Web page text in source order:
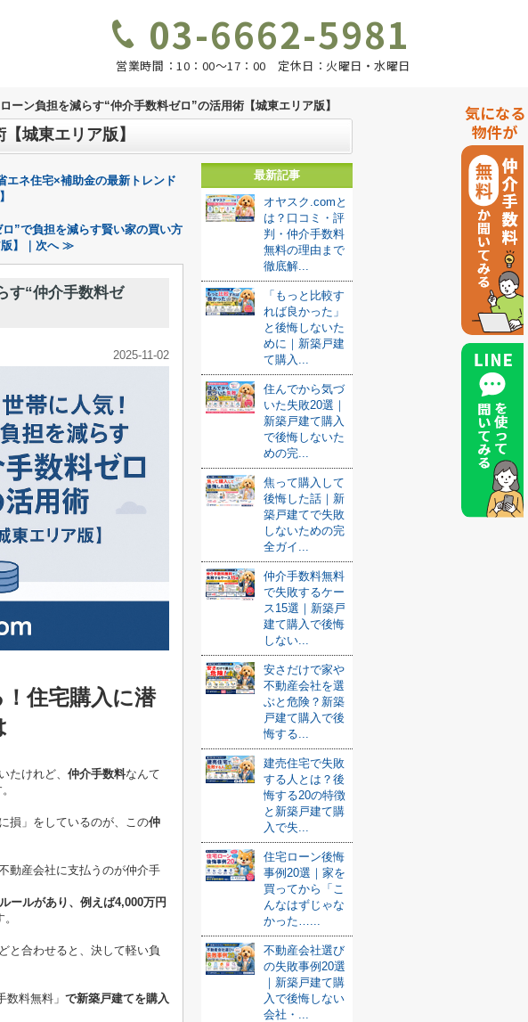
03-6662-5981
営業時間：10：00～17：00 定休日：火曜日・水曜日
ーン負担を減らす“仲介手数料ゼロ”の活用術【城東エリア版】
城東エリア版】
ネ住宅×補助金の最新トレンド
”で負担を減らす賢い家の買い方
版】｜次へ ≫
す“仲介手数料ゼ
2025-11-02
住宅購入に潜
たけれど、 仲介手数料なんて
損」をしているのが、この仲
動産会社に支払うのが仲介手
ールがあり、例えば4,000万円
と合わせると、決して軽い負
料無料」 で新築戸建てを購入
最新記事
オヤスク.comと
は？口コミ・評
判・仲介手数料
無料の理由まで
徹底解...
「もっと比較す
れば良かった」
と後悔しないた
めに｜新築戸建
て購入...
住んでから気づ
いた失敗20選｜
新築戸建て購入
で後悔しないた
めの完...
焦って購入して
後悔した話｜新
築戸建てで失敗
しないための完
全ガイ...
仲介手数料無料
で失敗するケー
ス15選｜新築戸
建て購入で後悔
しない...
安さだけで家や
不動産会社を選
ぶと危険？新築
戸建て購入で後
悔する...
建売住宅で失敗
する人とは？後
悔する20の特徴
と新築戸建て購
入で失...
住宅ローン後悔
事例20選｜家を
買ってから「こ
んなはずじゃな
かった…...
不動産会社選び
の失敗事例20選
｜新築戸建て購
入で後悔しない
会社・...
気になる
物件が